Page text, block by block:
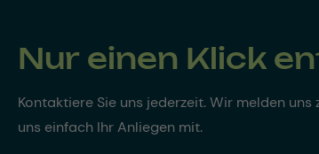
Nur einen Klick
Kontaktiere Sie uns jederzeit. Wir melden
uns einfach Ihr Anliegen mit.